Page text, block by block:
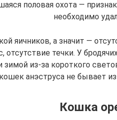
половая охота —
необходимо
яичников, а значит —
отсутствие течки. У
зимой из-за короткого
анэструса не бывает
Кошка